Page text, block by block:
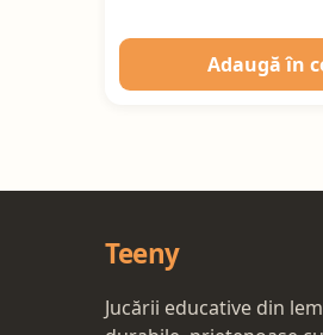
Adaugă în
Teeny
Jucării educative din